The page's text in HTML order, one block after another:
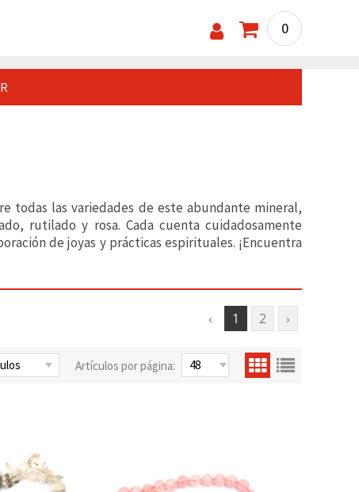
0
todas las variedades de este abundante mineral,
rutilado y rosa. Cada cuenta cuidadosamente
de joyas y prácticas espirituales. ¡Encuentra
‹ 1 2 ›
Artículos por página: